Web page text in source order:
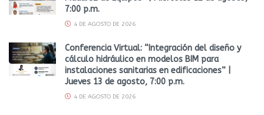
7:00 p.m.
4 DE AGOSTO DE 2026
Conferencia Virtual: “Integración del diseño y
cálculo hidráulico en modelos BIM para
instalaciones sanitarias en edificaciones” |
Jueves 13 de agosto, 7:00 p.m.
4 DE AGOSTO DE 2026